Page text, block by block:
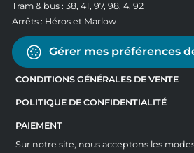
Tram & bus : 38, 41, 97, 98, 4, 92
Arrêts : Héros et Marlow
Gérer mes préférences
CONDITIONS GÉNÉRALES DE VENTE
POLITIQUE DE CONFIDENTIALITÉ
PAIEMENT
Sur notre site, nous acceptons les